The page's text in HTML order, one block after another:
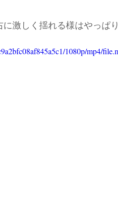
激しく揺れる様はやっぱ
1080p/mp4/